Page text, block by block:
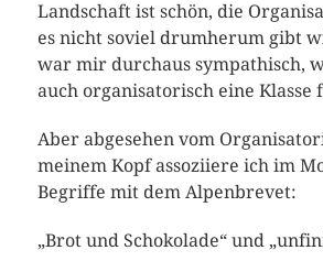
Landschaft ist schön, die
es nicht soviel drumherum gibt
war mir durchaus sympathisch,
auch organisatorisch eine Klasse
Aber abgesehen vom
meinem Kopf assoziiere ich im
Begriffe mit dem Alpenbrevet:
„Brot und Schokolade“ und